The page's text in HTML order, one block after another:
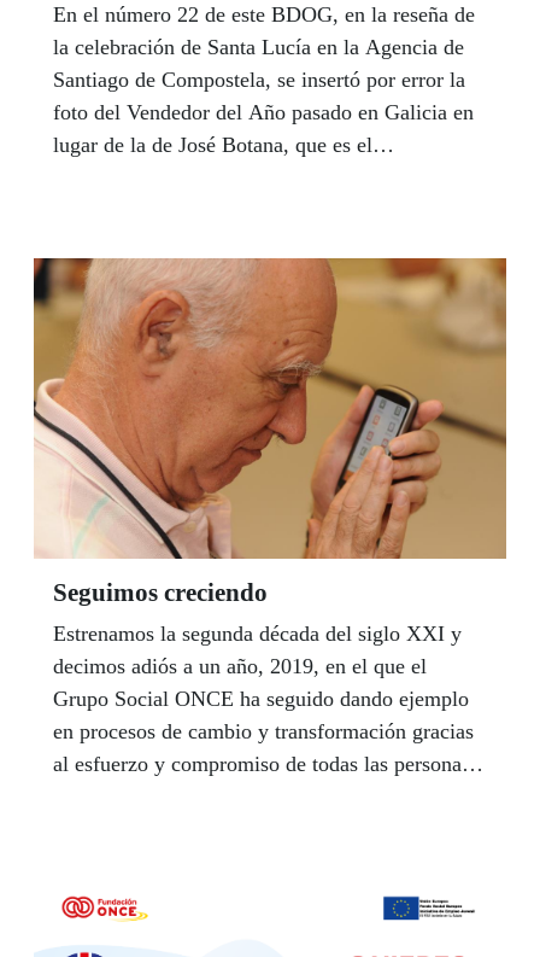
En el número 22 de este BDOG, en la reseña de
la celebración de Santa Lucía en la Agencia de
Santiago de Compostela, se insertó por error la
foto del Vendedor del Año pasado en Galicia en
lugar de la de José Botana, que es el
correspondiente a la entrega del reconocimiento
que Dirección ONCE y compañeros entregaron
al vendedor santiagués durante la celebración de
la comida de Santa Lucía el pasado 14 de
diciembre.
Seguimos creciendo
Estrenamos la segunda década del siglo XXI y
decimos adiós a un año, 2019, en el que el
Grupo Social ONCE ha seguido dando ejemplo
en procesos de cambio y transformación gracias
al esfuerzo y compromiso de todas las personas
que va a permitir seguir seguir la modernización
y desarrollo de la infraestructura tecnológica,